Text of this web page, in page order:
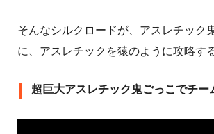
そんなシルクロードが、アスレチック
に、アスレチックを猿のように攻略す
超巨大アスレチック鬼ごっこでチー